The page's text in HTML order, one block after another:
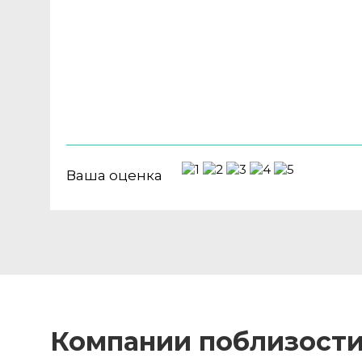
Ваша оценка
Компании поблизости